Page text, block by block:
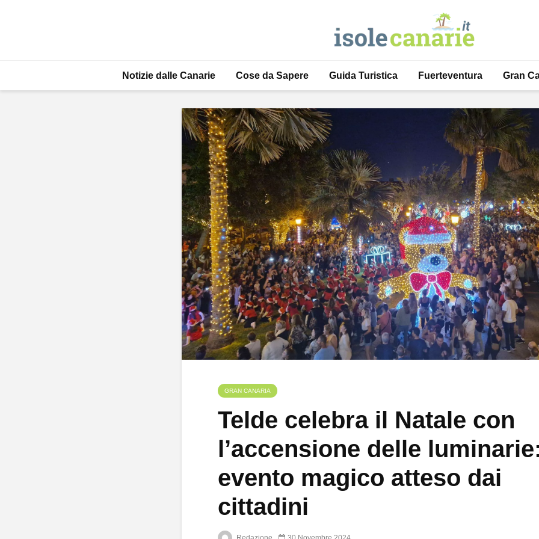
Notizie dalle Canarie Cose da Sapere Guida Turistica Fuerteventura Gran
GRAN CANARIA
Telde celebra il Natale con
l’accensione delle
evento magico atteso dai
cittadini